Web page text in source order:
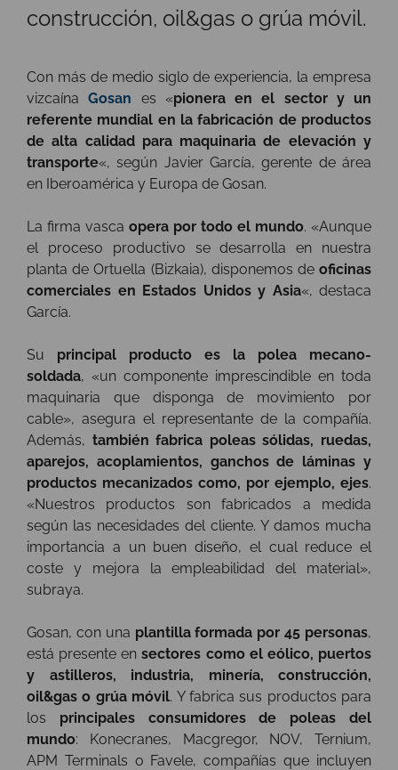
construcción, oil&gas o grúa móvil.
Con más de medio siglo de experiencia, la empresa
vizcaínaGosan es «pionera en el sector y un
referente mundial en la fabricación de productos
de alta calidad para maquinaria de elevación y
transporte«, según Javier García, gerente de área
en Iberoamérica y Europa de Gosan.
La firma vasca opera por todo el mundo. «Aunque
el proceso productivo se desarrolla en nuestra
planta de Ortuella (Bizkaia), disponemos de oficinas
comerciales en Estados Unidos y Asia«, destaca
García.
Su principal producto es la polea mecano-
soldada, «un componente imprescindible en toda
maquinaria que disponga de movimiento por
cable», asegura el representante de la compañía.
Además, también fabrica poleas sólidas, ruedas,
aparejos, acoplamientos, ganchos de láminas y
productos mecanizados como, por ejemplo, ejes.
«Nuestros productos son fabricados a medida
según las necesidades del cliente. Y damos mucha
importancia a un buen diseño, el cual reduce el
coste y mejora la empleabilidad del material»,
subraya.
Gosan, con una plantilla formada por 45 personas,
está presente ensectores como el eólico, puertos
y astilleros, industria, minería, construcción,
oil&gas o grúa móvil. Y fabrica sus productos para
los principales consumidores de poleas del
mundo: Konecranes, Macgregor, NOV, Ternium,
APM Terminals o Favele, compañías que incluyen